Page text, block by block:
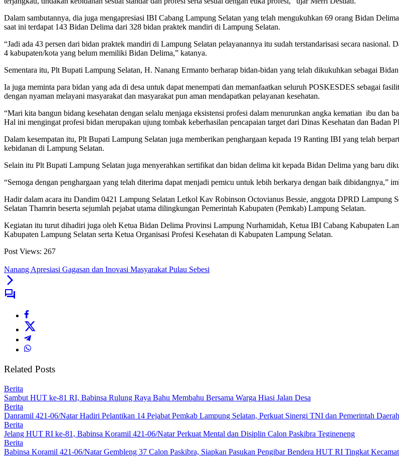
Dalam sambutannya, dia juga mengapresiasi IBI Cabang Lampung Selatan yang telah mengukuhkan 69 orang Bidan
saat ini terdapat 143 Bidan Delima dari 328 bidan praktek mandiri di Lampung Selatan.
“Jadi ada 43 persen dari bidan praktek mandiri di Lampung Selatan pelayanannya itu sudah terstandarisasi secara
4 kabupaten/kota yang belum memiliki Bidan Delima,” katanya.
Sementara itu, Plt Bupati Lampung Selatan, H. Nanang Ermanto berharap bidan-bidan yang telah dikukuhkan sebagai
Ia juga meminta para bidan yang ada di desa untuk dapat menempati dan memanfaatkan seluruh POSKESDES sebagai
dengan nyaman melayani masyarakat dan masyarakat pun aman mendapatkan pelayanan kesehatan.
“Mari kita bangun bidang kesehatan dengan selalu menjaga eksistensi profesi dalam menurunkan angka kematian ibu dan
Hal ini mengingat profesi bidan merupakan ujung tombak keberhasilan pencapaian target dari Dinas Kesehatan dan Badan
Dalam kesempatan itu, Plt Bupati Lampung Selatan juga memberikan penghargaan kepada 19 Ranting IBI yang telah
kebidanan di Lampung Selatan.
Selain itu Plt Bupati Lampung Selatan juga menyerahkan sertifikat dan bidan delima kit kepada Bidan Delima yang baru
“Semoga dengan penghargaan yang telah diterima dapat menjadi pemicu untuk lebih berkarya dengan baik dibidangnya,”
Hadir dalam acara itu Dandim 0421 Lampung Selatan Letkol Kav Robinson Octovianus Bessie, anggota DPRD Lampung
Selatan Thamrin beserta sejumlah pejabat utama dilingkungan Pemerintah Kabupaten (Pemkab) Lampung Selatan.
Kegiatan itu turut dihadiri juga oleh Ketua Bidan Delima Provinsi Lampung Nurhamidah, Ketua IBI Cabang Kabupaten
Kabupaten Lampung Selatan serta Ketua Organisasi Profesi Kesehatan di Kabupaten Lampung Selatan.
Post Views: 267
Nanang Apresiasi Gagasan dan Inovasi Masyarakat Pulau Sebesi
Related Posts
Berita
Sambut HUT ke-81 RI, Babinsa Rulung Raya Bahu Membahu Bersama Warga Hiasi Jalan Desa
Berita
Danramil 421-06/Natar Hadiri Pelantikan 14 Pejabat Pemkab Lampung Selatan, Perkuat Sinergi TNI dan Pemerintah Daerah
Berita
Jelang HUT RI ke-81, Babinsa Koramil 421-06/Natar Perkuat Mental dan Disiplin Calon Paskibra Tegineneng
Berita
Babinsa Koramil 421-06/Natar Gembleng 37 Calon Paskibra, Siapkan Pasukan Pengibar Bendera HUT RI Tingkat